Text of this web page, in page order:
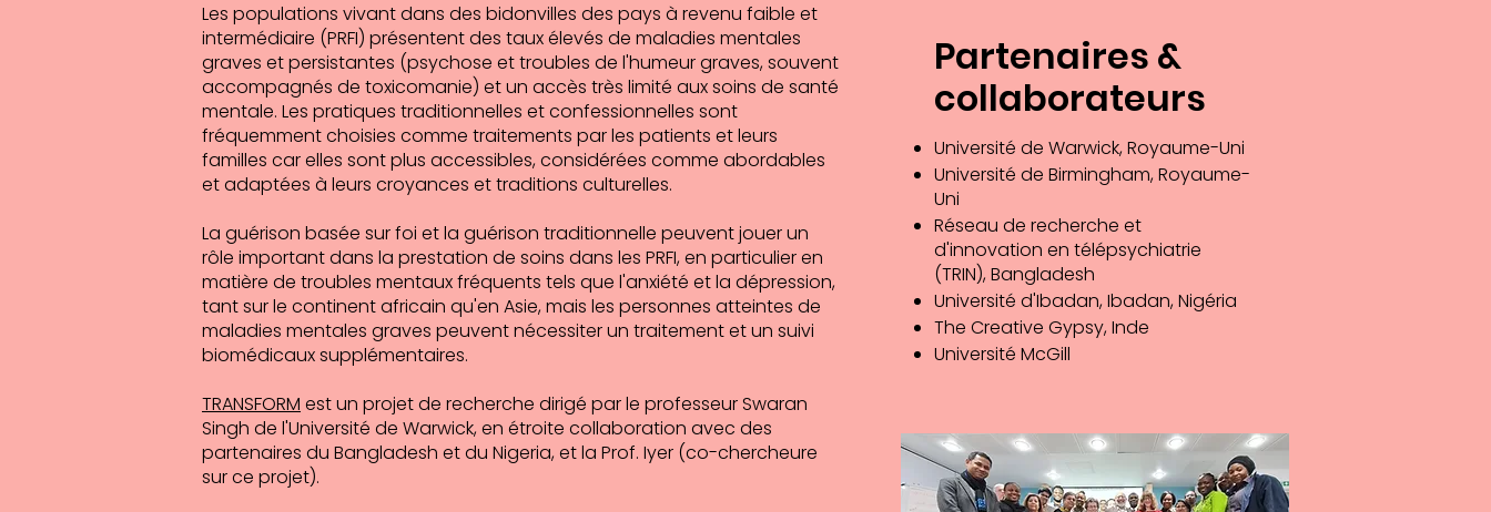
Les populations vivant dans des bidonvilles des pays à revenu faible et
intermédiaire (PRFI) présentent des taux élevés de maladies mentales
graves et persistantes (psychose et troubles de l'humeur graves, souvent
accompagnés de toxicomanie) et un accès très limité aux soins de santé
mentale. Les pratiques traditionnelles et confessionnelles sont
fréquemment choisies comme traitements par les patients et leurs
familles car elles sont plus accessibles, considérées comme abordables
et adaptées à leurs croyances et traditions culturelles.
La guérison basée sur foi et la guérison traditionnelle peuvent jouer un
rôle important dans la prestation de soins dans les PRFI, en particulier en
matière de troubles mentaux fréquents tels que l'anxiété et la dépression,
tant sur le continent africain qu'en Asie, mais les personnes atteintes de
maladies mentales graves peuvent nécessiter un traitement et un suivi
biomédicaux supplémentaires.
TRANSFORM est un projet de recherche dirigé par le professeur Swaran
Singh de l'Université de Warwick, en étroite collaboration avec des
partenaires du Bangladesh et du Nigeria, et la Prof. Iyer (co-chercheure
sur ce projet).
Partenaires &
collaborateurs
Université de Warwick, Royaume-Uni
Université de Birmingham, Royaume-
Uni
Réseau de recherche et
d'innovation en télépsychiatrie
(TRIN), Bangladesh
Université d'Ibadan, Ibadan, Nigéria
The Creative Gypsy, Inde
Université McGill